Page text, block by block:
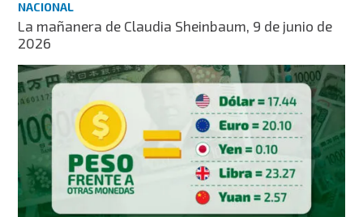
NACIONAL
La mañanera de Claudia Sheinbaum, 9 de junio de
2026